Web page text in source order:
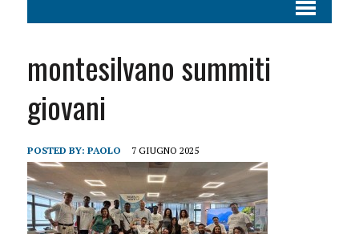
montesilvano summiti
giovani
POSTED BY: PAOLO 7 GIUGNO 2025